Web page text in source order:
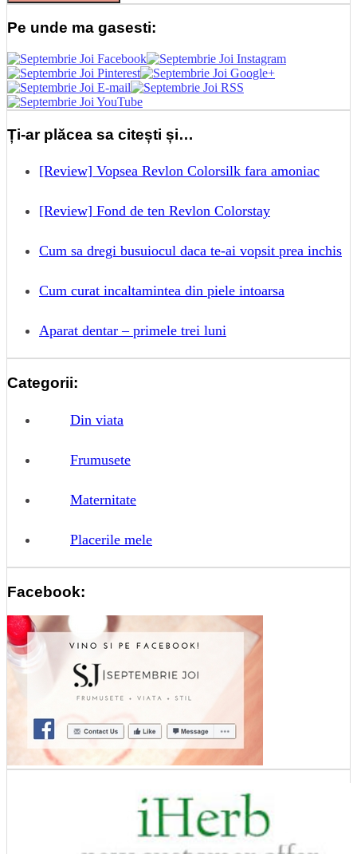
Pe unde ma gasesti:
Ți-ar plăcea sa citești și…
[Review] Vopsea Revlon Colorsilk fara amoniac
[Review] Fond de ten Revlon Colorstay
Cum sa dregi busuiocul daca te-ai vopsit prea inchis
Cum curat incaltamintea din piele intoarsa
Aparat dentar – primele trei luni
Categorii:
Din viata
Frumusete
Maternitate
Placerile mele
Facebook: